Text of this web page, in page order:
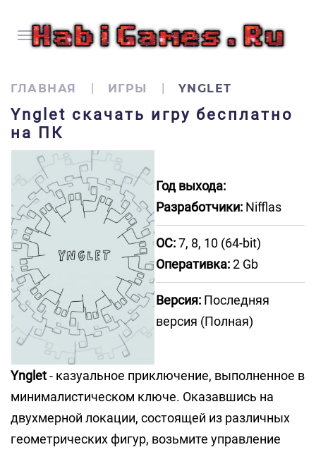
ГЛАВНАЯ ИГРЫ YNGLET
Ynglet скачать игру бесплатно
на ПК
Год выхода:
Разработчики: Nifflas
ОС:7, 8, 10 (64-bit)
Оперативка:2 Gb
Версия: Последняя
версия (Полная)
Ynglet- казуальное приключение, выполненное в
минималистическом ключе. Оказавшись на
двухмерной локации, состоящей из различных
геометрических фигур, возьмите управление